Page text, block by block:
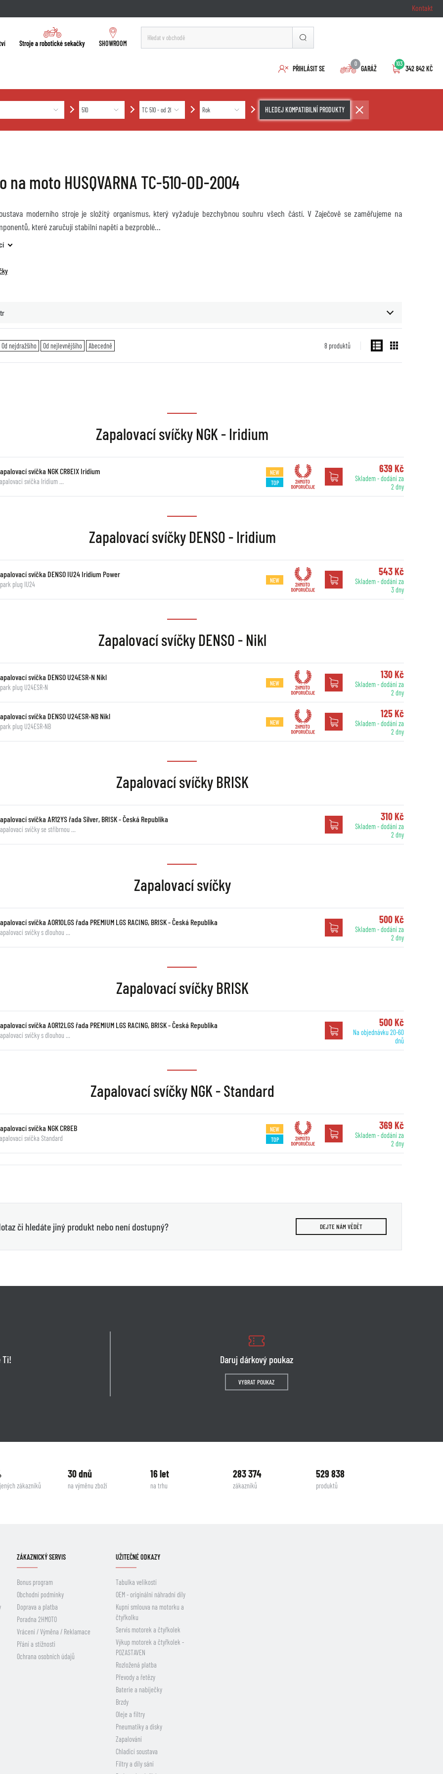
Kontakt
Stroje a robotické sekačky SHOWROOM
PŘIHLÁSIT SE
0
GARÁŽ
103
342 842 KČ
HLEDEJ KOMPATIBILNÍ PRODUKTY
na moto HUSQVARNA TC-510-OD-2004
moderního stroje je složitý organismus, který vyžaduje bezchybnou souhru všech částí. V Zaječově se zaměřujeme na
které zaručují stabilní napětí a bezproblé
8 produktů
Od nejdražšího Od nejlevnějšího Abecedně
Zapalovací svíčky NGK - Iridium
svíčka NGK CR8EIX Iridium
svíčka Iridium …
NEW
TOP
639 Kč
Skladem - dodání za
2 dny
Zapalovací svíčky DENSO - Iridium
svíčka DENSO IU24 Iridium Power
plug IU24 NEW
543 Kč
Skladem - dodání za
3 dny
Zapalovací svíčky DENSO - Nikl
svíčka DENSO U24ESR-N Nikl
plug U24ESR-N NEW
130 Kč
Skladem - dodání za
2 dny
svíčka DENSO U24ESR-NB Nikl
plug U24ESR-NB NEW
125 Kč
Skladem - dodání za
2 dny
Zapalovací svíčky BRISK
svíčka AR12YS řada Silver, BRISK - Česká Republika
svíčky se stříbrnou …
310 Kč
Skladem - dodání za
2 dny
Zapalovací svíčky
svíčka AOR10LGS řada PREMIUM LGS RACING, BRISK - Česká Republika
svíčky s dlouhou …
500 Kč
Skladem - dodání za
2 dny
Zapalovací svíčky BRISK
svíčka AOR12LGS řada PREMIUM LGS RACING, BRISK - Česká Republika
svíčky s dlouhou …
500 Kč
Na objednávku 20-60
dnů
Zapalovací svíčky NGK - Standard
svíčka NGK CR8EB
svíčka Standard
NEW
TOP
369 Kč
Skladem - dodání za
2 dny
či hledáte jiný produkt nebo není dostupný? DEJTE NÁM VĚDĚT
Ti! Daruj dárkový poukaz
VYBRAT POUKAZ
zákazníků
30 dnů
na výměnu zboží
16 let
na trhu
283 374
zákazníků
529 838
produktů
ZÁKAZNICKÝ SERVIS
Bonus program
Obchodní podmínky
Doprava a platba
Poradna 2HMOTO
Vrácení / Výměna / Reklamace
Přání a stížnosti
Ochrana osobních údajů
UŽITEČNÉ ODKAZY
Tabulka velikostí
OEM - originální náhradní díly
Kupní smlouva na motorku a
čtyřkolku
Servis motorek a čtyřkolek
Výkup motorek a čtyřkolek -
POZASTAVEN
Rozložená platba
Převody a řetězy
Baterie a nabíječky
Brzdy
Oleje a filtry
Pneumatiky a disky
Zapalování
Chladicí soustava
Filtry a díly sání